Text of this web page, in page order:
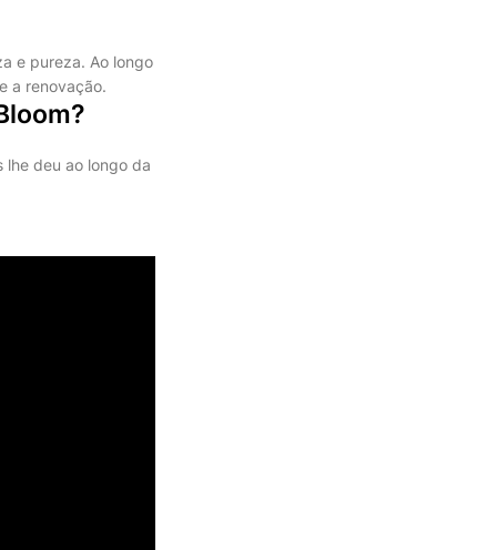
e pureza. Ao longo
a renovação.
lhe deu ao longo da